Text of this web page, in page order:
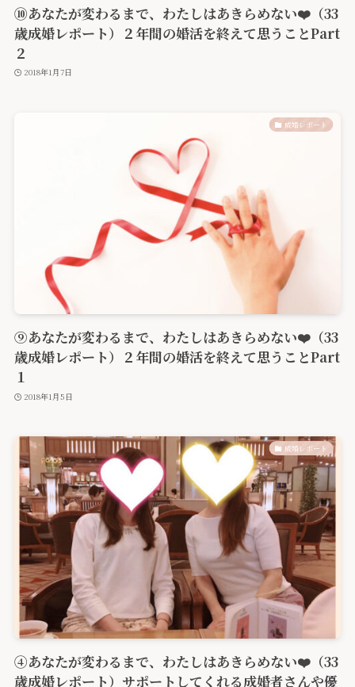
⑩あなたが変わるまで、わたしはあきらめない❤️（33
歳成婚レポート）２年間の婚活を終えて思うことPart
２
2018年1月7日
成婚レポート
⑨あなたが変わるまで、わたしはあきらめない❤️（33
歳成婚レポート）２年間の婚活を終えて思うことPart
１
2018年1月5日
成婚レポート
④あなたが変わるまで、わたしはあきらめない❤️（33
歳成婚レポート）サポートしてくれる成婚者さんや優